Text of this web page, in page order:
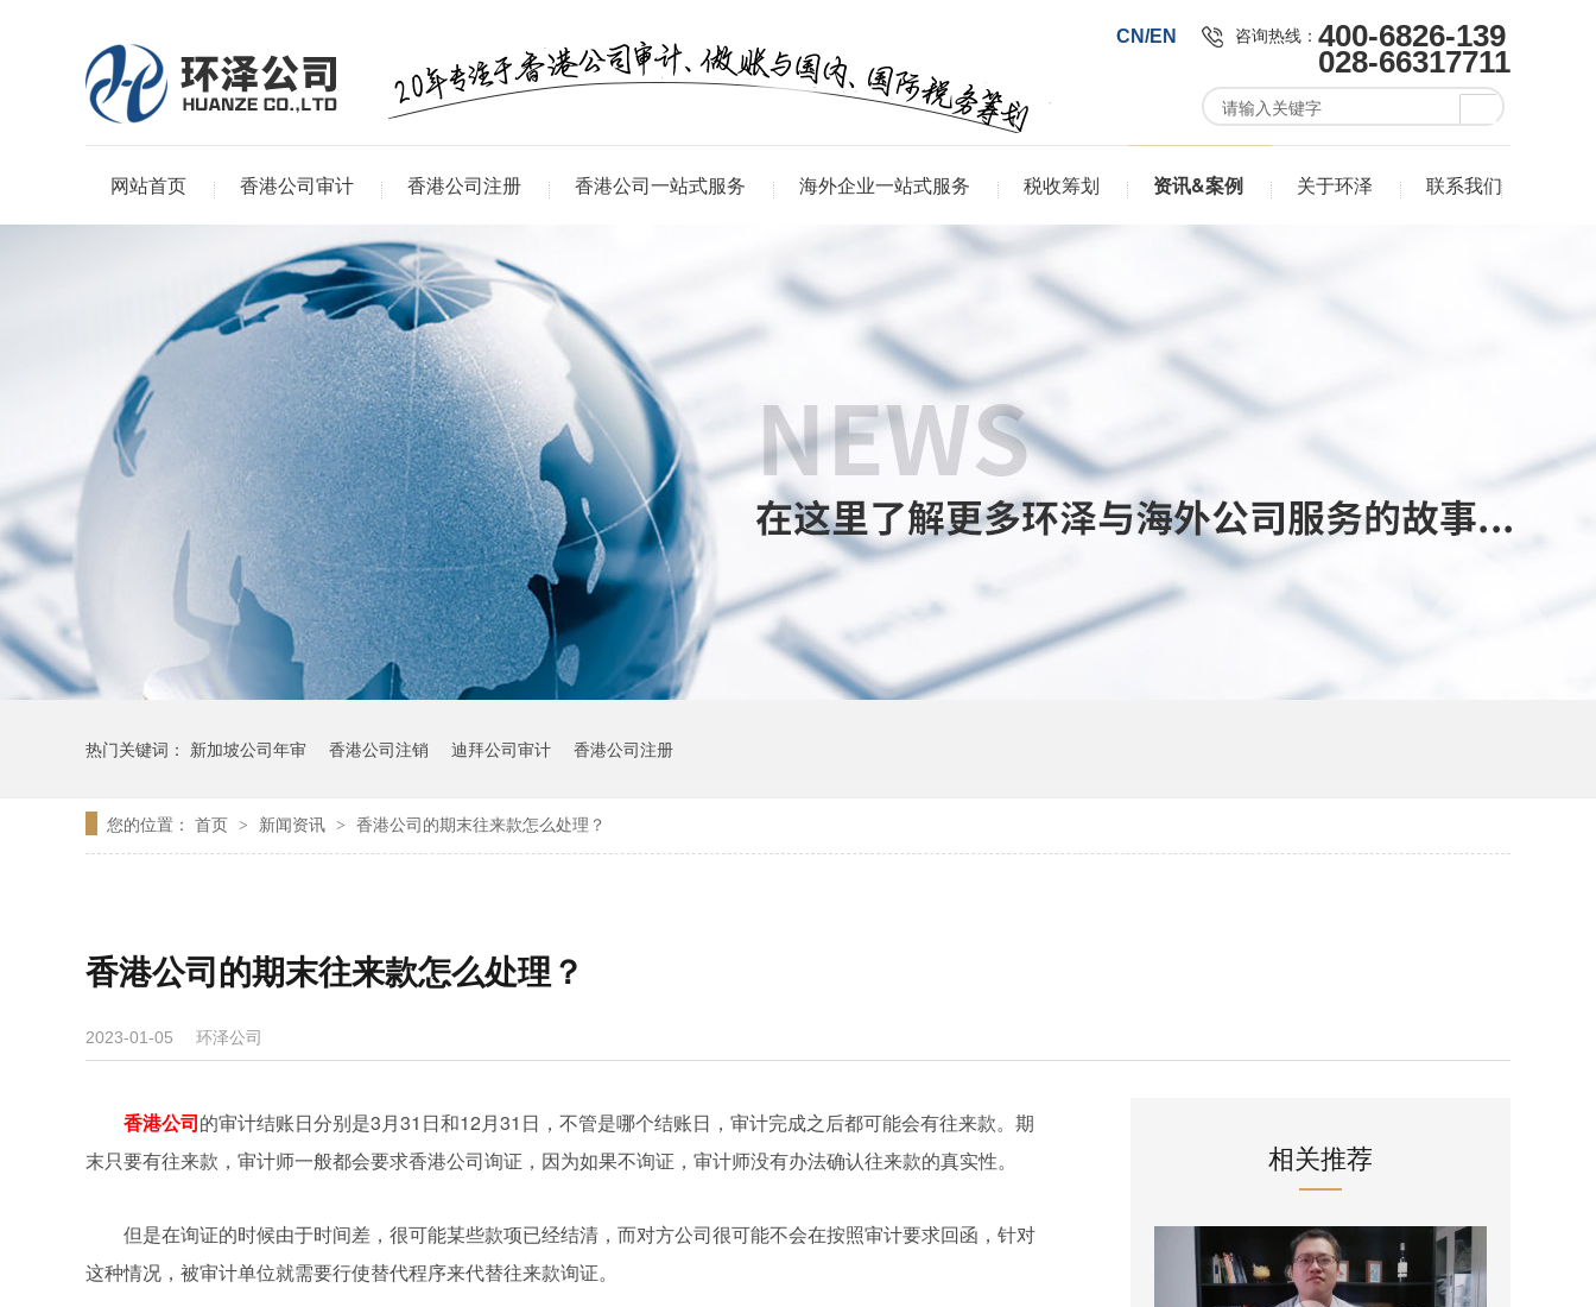
CN/EN 咨询热线： 400-6826-139
028-66317711
网站首页 香港公司审计 香港公司注册 香港公司一站式服务 海外企业一站式服务 税收筹划 资讯&案例 关于环泽 联系我们
热门关键词： 新加坡公司年审 香港公司注销 迪拜公司审计 香港公司注册
您的位置： 首页 > 新闻资讯 > 香港公司的期末往来款怎么处理？
香港公司的期末往来款怎么处理？
2023-01-05 环泽公司
香港公司的审计结账日分别是3月31日和12月31日， 不管是哪个结账日，审计完成之后都可能会有往来款。期
末只要有往来款，审计师一般都会要求香港公司询证，因为如果不询证，审计师没有办法确认往来款的真实性。
但是在询证的时候由于时间差，很可能某些款项已经结清，而对方公司很可能不会在按照审计要求回函， 针对
这种情况，被审计单位就需要行使替代程序来代替往来款询证。
相关推荐